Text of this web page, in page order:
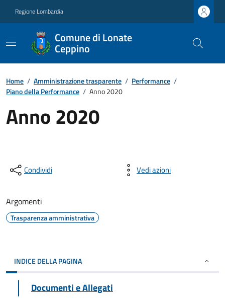
Regione Lombardia
Comune di Lonate
Ceppino
Home / Amministrazione trasparente / Performance /
Piano della Performance / Anno 2020
Anno 2020
Condividi Vedi azioni
Argomenti
Trasparenza amministrativa
INDICE DELLA PAGINA
Documenti e Allegati